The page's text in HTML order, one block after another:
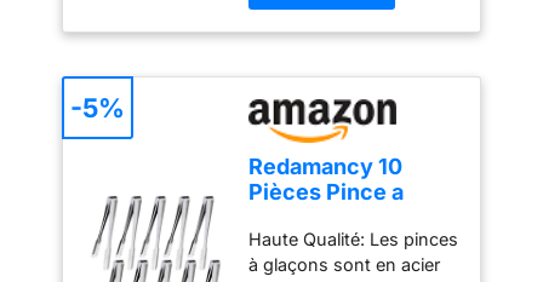
Redamancy 10
Pièces Pince a
Pince a Sucre,
Pince Bonbon,
Haute Qualité: Les pinces
à glaçons sont en acier
-5%